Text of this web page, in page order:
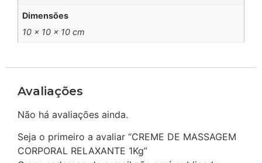
Dimensões
10 × 10 × 10 cm
Avaliações
Não há avaliações ainda.
Seja o primeiro a avaliar “CREME DE MASSAGEM
CORPORAL RELAXANTE 1Kg”